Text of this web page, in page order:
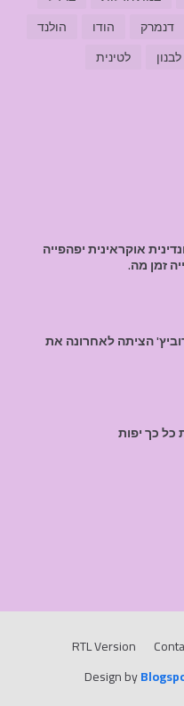
דנמרק הודו
הולנד
לבנון
לטינית
אוקראינית יפהפייה
זמן מה.
הציתה לאחרונה את
כל כך יפות
Design by
RTL Version